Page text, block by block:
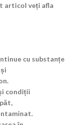
articol veți afla
cu substanțe
condiții